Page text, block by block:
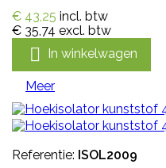
€ 43,25 incl. btw
€ 35,74 excl. btw
 In winkelwagen
Meer
Referentie: ISOL2009